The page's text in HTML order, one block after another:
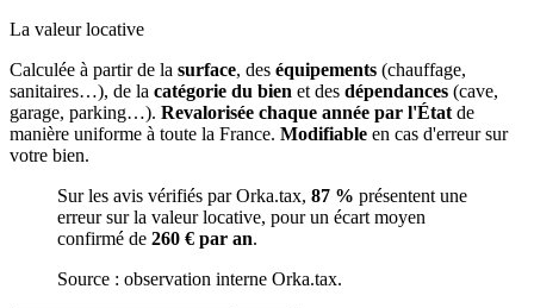
La valeur locative
Calculée à partir de la surface, des équipements (chauffage,
sanitaires…), de la catégorie du bien et des dépendances (cave,
garage, parking…). Revalorisée chaque année par l'État de
manière uniforme à toute la France. Modifiable en cas d'erreur sur
votre bien.
Sur les avis vérifiés par Orka.tax, 87 % présentent une
erreur sur la valeur locative, pour un écart moyen
confirmé de 260 € par an.
Source : observation interne Orka.tax.